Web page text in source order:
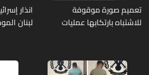
تعميم صورة موقوفة
للاشتباه بارتكابها عمليات
انذار
لبنان